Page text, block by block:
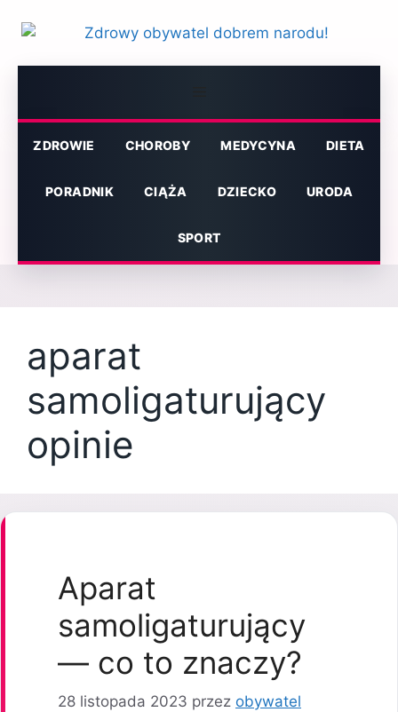
ZDROWIE CHOROBY MEDYCYNA DIETA
PORADNIK CIĄŻA DZIECKO URODA
SPORT
aparat
samoligaturujący
opinie
Aparat
samoligaturujący
— co to znaczy?
28 listopada 2023 przez obywatel